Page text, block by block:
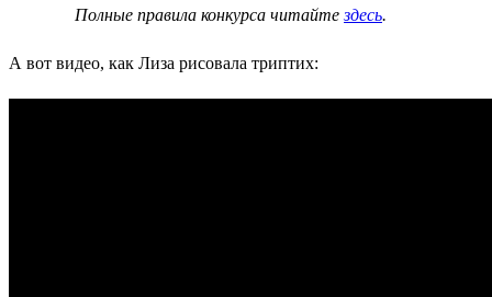
Полные правила конкурса читайтездесь.
А вот видео, как Лиза рисовала триптих: